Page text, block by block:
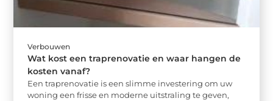
Verbouwen
Wat kost een traprenovatie en waar hangen de
kosten vanaf?
Een traprenovatie is een slimme investering om uw
woning een frisse en moderne uitstraling te geven,